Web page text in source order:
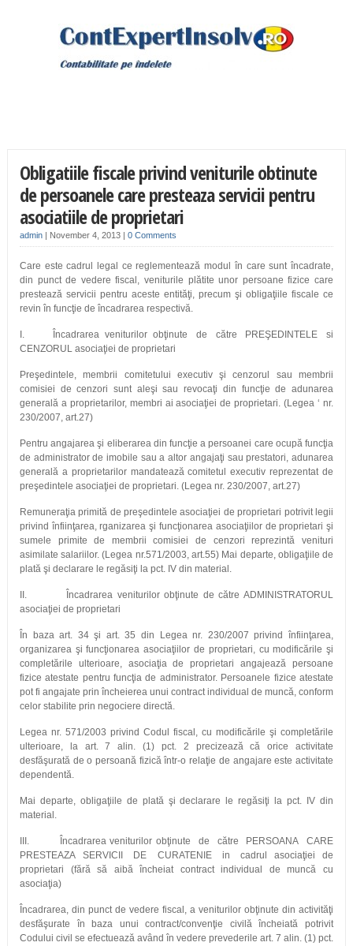
Obligatiile fiscale privind veniturile obtinute
de persoanele care presteaza servicii pentru
asociatiile de proprietari
admin| November 4, 2013 | 0 Comments
Care este cadrul legal ce reglementează modul în care sunt încadrate,
din punct de vedere fiscal, veniturile plătite unor persoane fizice care
prestează servicii pentru aceste entităţi, precum şi obligaţiile fiscale ce
revin în funcţie de încadrarea respectivă.
I. Încadrarea veniturilor obţinute de către PREŞEDINTELE si
CENZORUL asociaţiei de proprietari
Preşedintele, membrii comitetului executiv şi cenzorul sau membrii
comisiei de cenzori sunt aleşi sau revocaţi din funcţie de adunarea
generală a proprietarilor, membri ai asociaţiei de proprietari. (Legea ‘ nr.
230/2007, art.27)
Pentru angajarea şi eliberarea din funcţie a persoanei care ocupă funcţia
de administrator de imobile sau a altor angajaţi sau prestatori, adunarea
generală a proprietarilor mandatează comitetul executiv reprezentat de
preşedintele asociaţiei de proprietari. (Legea nr. 230/2007, art.27)
Remuneraţia primită de preşedintele asociaţiei de proprietari potrivit legii
privind înfiinţarea, rganizarea şi funcţionarea asociaţiilor de proprietari şi
sumele primite de membrii comisiei de cenzori reprezintă venituri
asimilate salariilor. (Legea nr.571/2003, art.55) Mai departe, obligaţiile de
plată şi declarare le regăsiţi la pct. IV din material.
II. Încadrarea veniturilor obţinute de către ADMINISTRATORUL
asociaţiei de proprietari
În baza art. 34 şi art. 35 din Legea nr. 230/2007 privind înfiinţarea,
organizarea şi funcţionarea asociaţiilor de proprietari, cu modificările şi
completările ulterioare, asociaţia de proprietari angajează persoane
fizice atestate pentru funcţia de administrator. Persoanele fizice atestate
pot fi angajate prin încheierea unui contract individual de muncă, conform
celor stabilite prin negociere directă.
Legea nr. 571/2003 privind Codul fiscal, cu modificările şi completările
ulterioare, la art. 7 alin. (1) pct. 2 precizează că orice activitate
desfăşurată de o persoană fizică într-o relaţie de angajare este activitate
dependentă.
Mai departe, obligaţiile de plată şi declarare le regăsiţi la pct. IV din
material.
III. Încadrarea veniturilor obţinute de către PERSOANA CARE
PRESTEAZA SERVICII DE CURATENIE in cadrul asociaţiei de
proprietari (fără să aibă încheiat contract individual de muncă cu
asociaţia)
Încadrarea, din punct de vedere fiscal, a veniturilor obţinute din activităţi
desfăşurate în baza unui contract/convenţie civilă încheiată potrivit
Codului civil se efectuează având în vedere prevederile art. 7 alin. (1) pct.